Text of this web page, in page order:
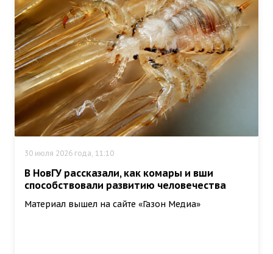
30 июля 2026 года, 11:10
В НовГУ рассказали, как комары и вши
способствовали развитию человечества
Материал вышел на сайте «Газон Медиа»